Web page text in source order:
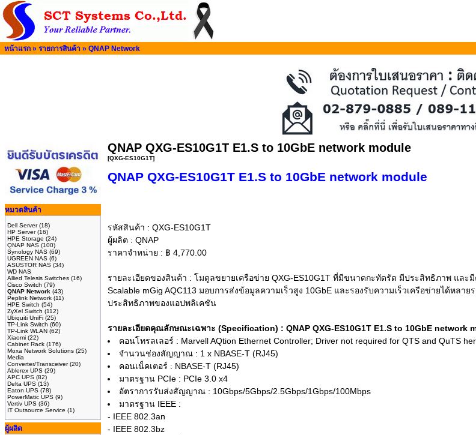
หน้าแรก » รายการสินค้า » QNAP Network
หมวดสินค้า
Dell Server(18)
HP Server(16)
HPE Storage (24)
QNAP NAS (100)
Synology NAS (69)
UGREEN NAS (6)
ASUSTOR NAS (34)
WD NAS
Allied Telesis Switches (16)
Cisco Switch (79)
QNAP Network (43)
Peplink Network (11)
HPE Switch (54)
ZyXel Switch (112)
Ubiquiti UniFi (25)
TP-Link Switch (60)
TP-Link WLAN (62)
Xiaomi (22)
Cabinet Rack (176)
Moxa Network Solutions (25)
Media
Converter/Transceiver(20)
Ablerex UPS (29)
APC UPS (82)
Delta UPS (13)
Eaton UPS (78)
PowerMatic UPS (9)
Vertiv UPS (36)
IT Outsource Service (1)
ผู้ผลิต
QNAP QXG-ES10G1T E1.S to 10GbE network module
[QXG-ES10G1T]
QNAP QXG-ES10G1T E1.S to 10GbE network module
รหัสสินค้า : QXG-ES10G1T
ผู้ผลิต : QNAP
ราคาจำหน่าย : ฿ 4,770.00
รายละเอียดของสินค้า : โมดูลขยายเครือข่าย QXG-ES10G1T ที่มีขนาดกะทัดรัด มีประสิทธิภาพ และ
Scalable mGig AQC113 มอบการส่งข้อมูลความเร็วสูง 10GbE และรองรับความเร็วเครือข่ายได้หลา
ประสิทธิภาพของแอปพลิเคชัน
รายละเอียดคุณลักษณะเฉพาะ (Specification) : QNAP QXG-ES10G1T E1.S to 10GbE network
คอนโทรลเลอร์ : Marvell AQtion Ethernet Controller; Driver not required for QTS and QuTS
จำนวนช่องสัญญาณ : 1 x NBASE-T (RJ45)
คอนเน็คเตอร์ : NBASE-T (RJ45)
มาตรฐาน PCIe : PCIe 3.0 x4
อัตราการรับส่งสัญญาณ : 10Gbps/5Gbps/2.5Gbps/1Gbps/100Mbps
มาตรฐาน IEEE :
- IEEE 802.3an
- IEEE 802.3bz